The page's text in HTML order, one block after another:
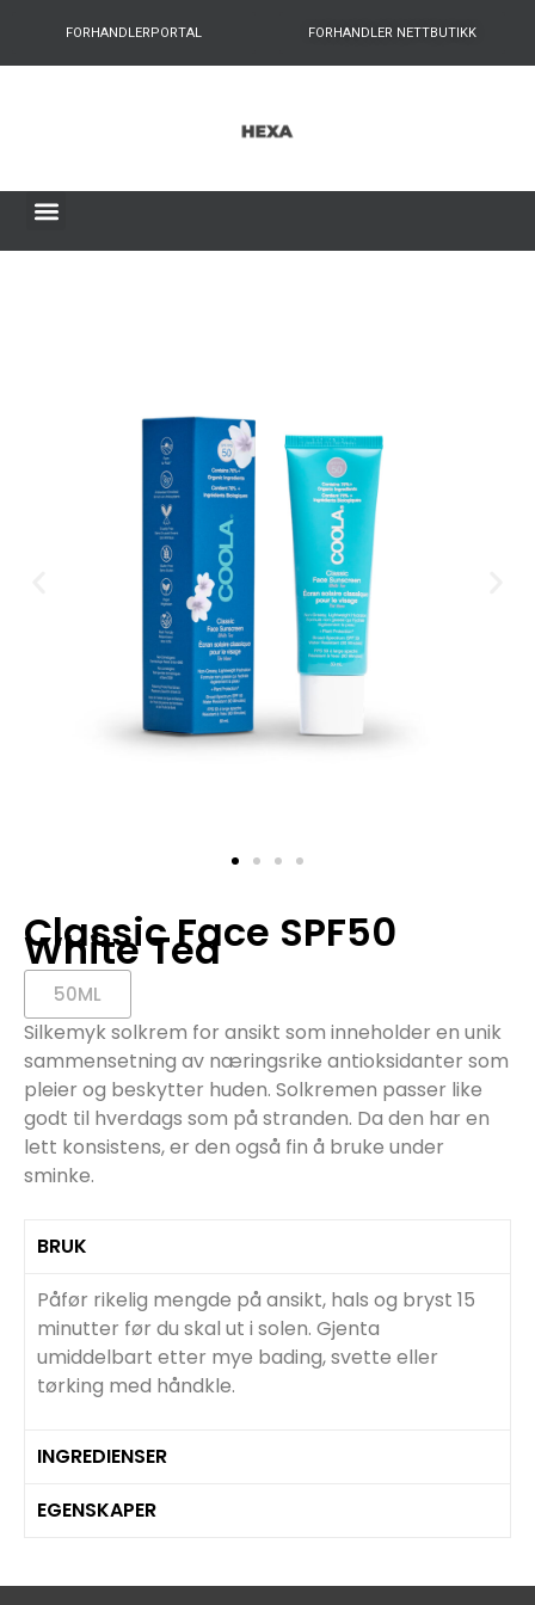
FORHANDLERPORTAL FORHANDLER NETTBUTIKK
Classic Face SPF50
White Tea
50ML
Silkemyk solkrem for ansikt som inneholder en unik
sammensetning av næringsrike antioksidanter som
pleier og beskytter huden. Solkremen passer like
godt til hverdags som på stranden. Da den har en
lett konsistens, er den også fin å bruke under
sminke.
BRUK
Påfør rikelig mengde på ansikt, hals og bryst 15
minutter før du skal ut i solen. Gjenta
umiddelbart etter mye bading, svette eller
tørking med håndkle.
INGREDIENSER
EGENSKAPER